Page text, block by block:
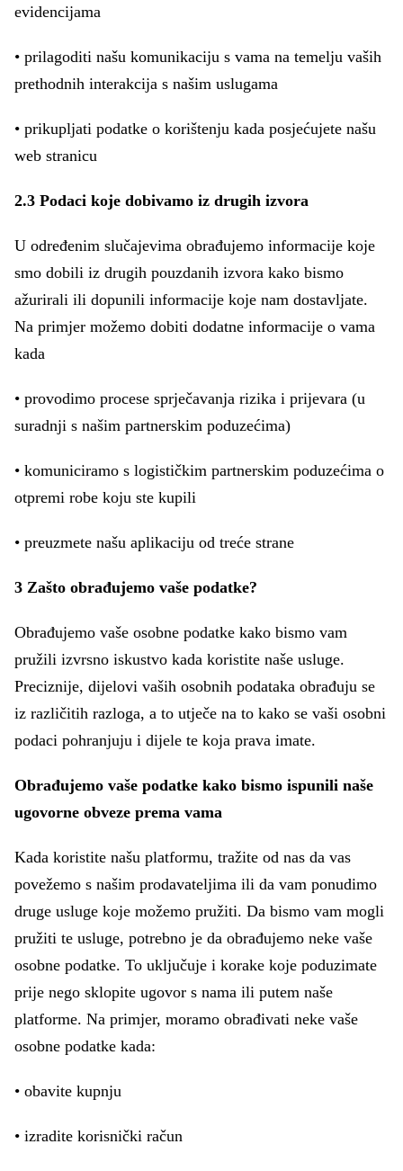
evidencijama
• prilagoditi našu komunikaciju s vama na temelju vaših
prethodnih interakcija s našim uslugama
• prikupljati podatke o korištenju kada posjećujete našu
web stranicu
2.3 Podaci koje dobivamo iz drugih izvora
U određenim slučajevima obrađujemo informacije koje
smo dobili iz drugih pouzdanih izvora kako bismo
ažurirali ili dopunili informacije koje nam dostavljate.
Na primjer možemo dobiti dodatne informacije o vama
kada
• provodimo procese sprječavanja rizika i prijevara (u
suradnji s našim partnerskim poduzećima)
• komuniciramo s logističkim partnerskim poduzećima o
otpremi robe koju ste kupili
• preuzmete našu aplikaciju od treće strane
3 Zašto obrađujemo vaše podatke?
Obrađujemo vaše osobne podatke kako bismo vam
pružili izvrsno iskustvo kada koristite naše usluge.
Preciznije, dijelovi vaših osobnih podataka obrađuju se
iz različitih razloga, a to utječe na to kako se vaši osobni
podaci pohranjuju i dijele te koja prava imate.
Obrađujemo vaše podatke kako bismo ispunili naše
ugovorne obveze prema vama
Kada koristite našu platformu, tražite od nas da vas
povežemo s našim prodavateljima ili da vam ponudimo
druge usluge koje možemo pružiti. Da bismo vam mogli
pružiti te usluge, potrebno je da obrađujemo neke vaše
osobne podatke. To uključuje i korake koje poduzimate
prije nego sklopite ugovor s nama ili putem naše
platforme. Na primjer, moramo obrađivati neke vaše
osobne podatke kada:
• obavite kupnju
• izradite korisnički račun